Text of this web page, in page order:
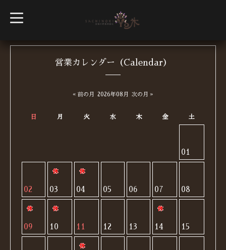
t
o
l
営業カレンダー（Calendar）
« 前の月 2026年08月 次の月 »
日 月 火 水 木 金 土
01
02 03 04 05 06 07 08
09 10 11 12 13 14 15